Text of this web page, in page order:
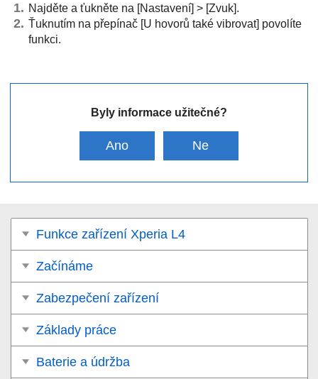
Najděte a ťukněte na [Nastavení] > [Zvuk].
Ťuknutím na přepínač [U hovorů také vibrovat] povolíte
funkci.
Byly informace užitečné?
Ano Ne
Funkce zařízení Xperia L4
Začínáme
Zabezpečení zařízení
Základy práce
Baterie a údržba